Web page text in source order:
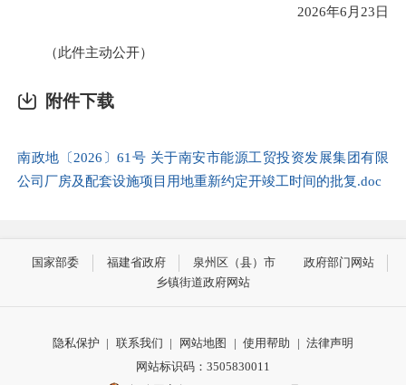
2026年6月23日
（此件主动公开）
附件下载
南政地〔2026〕61号 关于南安市能源工贸投资发展集团有限
公司厂房及配套设施项目用地重新约定开竣工时间的批复.doc
国家部委 福建省政府 泉州区（县）市
政府部门网站
乡镇街道政府网站
隐私保护 | 联系我们 | 网站地图 | 使用帮助 | 法律声明
网站标识码：3505830011